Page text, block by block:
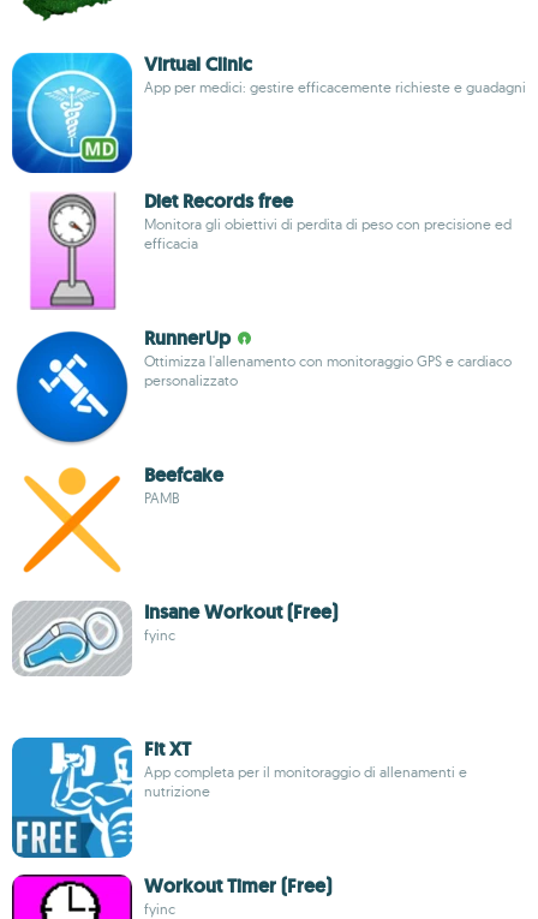
Virtual Clinic
App per medici: gestire efficacemente richieste e guadagni
Diet Records free
Monitora gli obiettivi di perdita di peso con precisione ed
efficacia
RunnerUp
Ottimizza l'allenamento con monitoraggio GPS e cardiaco
personalizzato
Beefcake
PAMB
Insane Workout (Free)
fyinc
Fit XT
App completa per il monitoraggio di allenamenti e
nutrizione
Workout Timer (Free)
fyinc